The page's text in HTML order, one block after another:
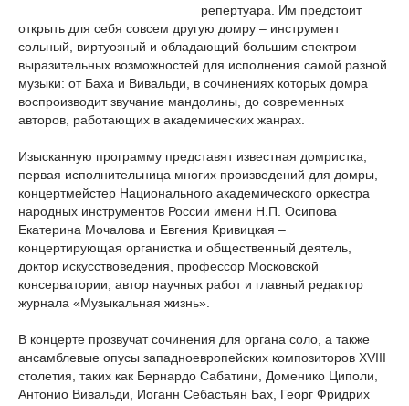
репертуара. Им предстоит
открыть для себя совсем другую домру – инструмент
сольный, виртуозный и обладающий большим спектром
выразительных возможностей для исполнения самой разной
музыки: от Баха и Вивальди, в сочинениях которых домра
воспроизводит звучание мандолины, до современных
авторов, работающих в академических жанрах.
Изысканную программу представят известная домристка,
первая исполнительница многих произведений для домры,
концертмейстер Национального академического оркестра
народных инструментов России имени Н.П. Осипова
Екатерина Мочалова и Евгения Кривицкая –
концертирующая органистка и общественный деятель,
доктор искусствоведения, профессор Московской
консерватории, автор научных работ и главный редактор
журнала «Музыкальная жизнь».
В концерте прозвучат сочинения для органа соло, а также
ансамблевые опусы западноевропейских композиторов XVIII
столетия, таких как Бернардо Сабатини, Доменико Циполи,
Антонио Вивальди, Иоганн Себастьян Бах, Георг Фридрих